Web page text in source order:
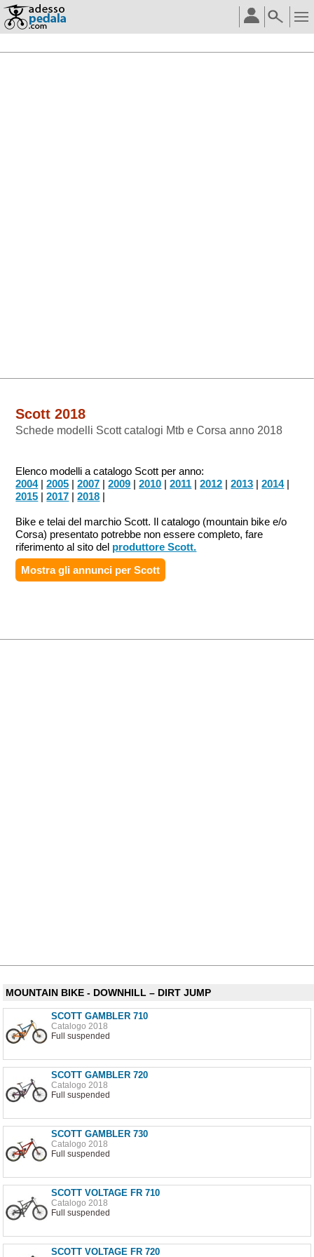
Scott 2018
Schede modelli Scott catalogi Mtb e Corsa anno 2018
Elenco modelli a catalogo Scott per anno:
2004|2005 |2007 |2009 |2010 |2011 |2012 |2013 |2014|
2015 |2017 |2018 |
Bike e telai del marchio Scott. Il catalogo (mountain bike e/o
Corsa) presentato potrebbe non essere completo, fare
riferimento al sito del produttore Scott.
Mostra gli annunci perScott
MOUNTAIN BIKE - DOWNHILL – DIRT JUMP
SCOTT GAMBLER 710
Catalogo 2018
Full suspended
SCOTT GAMBLER 720
Catalogo 2018
Full suspended
SCOTT GAMBLER 730
Catalogo 2018
Full suspended
SCOTT VOLTAGE FR 710
Catalogo 2018
Full suspended
SCOTT VOLTAGE FR 720